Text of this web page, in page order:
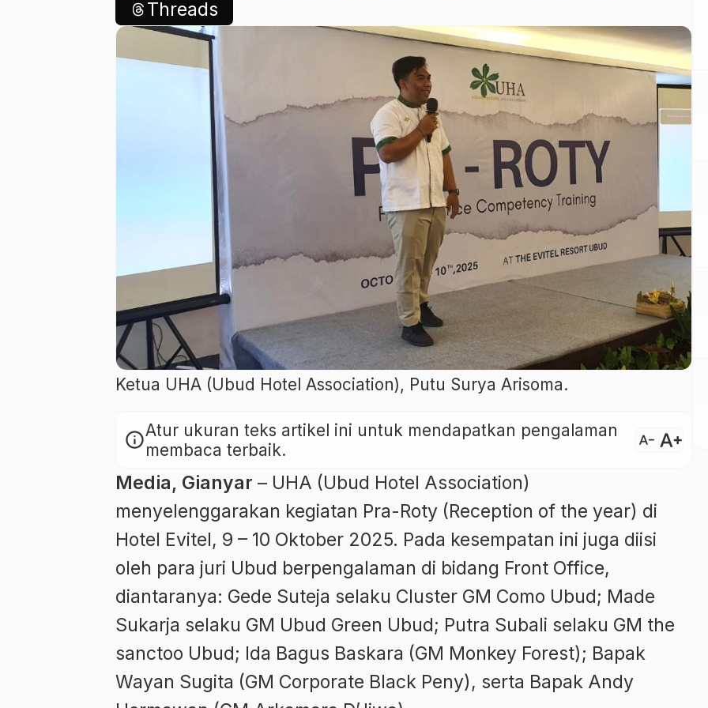
Threads
Ketua UHA (Ubud Hotel Association), Putu Surya Arisoma.
infoAtur ukuran teks artikel ini untuk mendapatkan pengalaman
membaca terbaik.
text_decrease text_increase
Media, Gianyar – UHA (Ubud Hotel Association)
menyelenggarakan kegiatan Pra-Roty (Reception of the year) di
Hotel Evitel, 9 – 10 Oktober 2025. Pada kesempatan ini juga diisi
oleh para juri Ubud berpengalaman di bidang Front Office,
diantaranya: Gede Suteja selaku Cluster GM Como Ubud; Made
Sukarja selaku GM Ubud Green Ubud; Putra Subali selaku GM the
sanctoo Ubud; Ida Bagus Baskara (GM Monkey Forest); Bapak
Wayan Sugita (GM Corporate Black Peny), serta Bapak Andy